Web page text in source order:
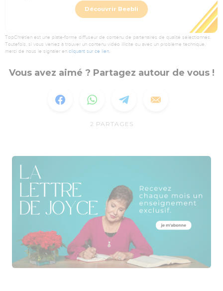
Découvrir Beebli
TopChrétien est une plate-forme diffuseur de contenu de partenaires de qualité sélectionnés.
Toutefois, si vous veniez à trouver un contenu vidéo illicite ou avec un problème technique,
merci de nous le signaler en cliquant sur ce lien.
Vous avez aimé ? Partagez autour de vous !
2 PARTAGES